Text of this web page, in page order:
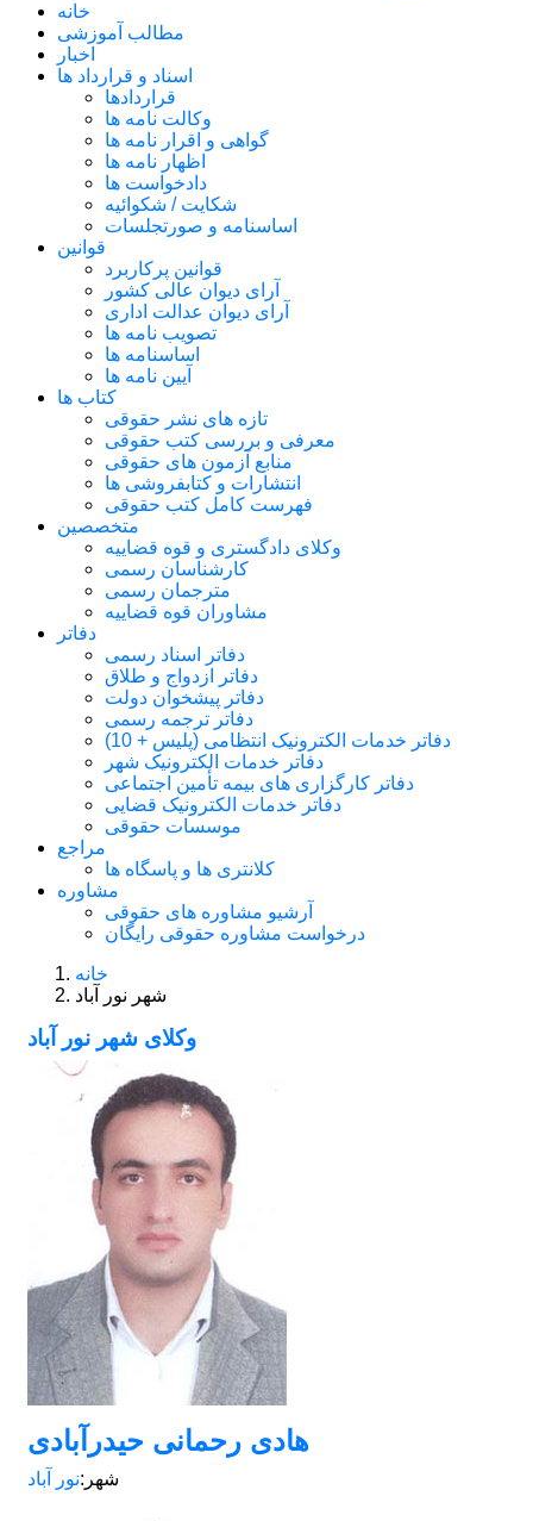
خانه
مطالب آموزشی
اخبار
اسناد و قرارداد ها
قراردادها
وکالت نامه ها
گواهی و اقرار نامه ها
اظهار نامه ها
دادخواست ها
شکایت / شکوائیه
اساسنامه و صورتجلسات
قوانین
قوانین پرکاربرد
آرای دیوان عالی کشور
آرای دیوان عدالت اداری
تصویب نامه ها
اساسنامه ها
آیین نامه ها
کتاب ها
تازه های نشر حقوقی
معرفی و بررسی کتب حقوقی
منابع آزمون های حقوقی
انتشارات و کتابفروشی ها
فهرست کامل کتب حقوقی
متخصصین
وکلای دادگستری و قوه قضاییه
کارشناسان رسمی
مترجمان رسمی
مشاوران قوه قضاییه
دفاتر
دفاتر اسناد رسمی
دفاتر ازدواج و طلاق
دفاتر پیشخوان دولت
دفاتر ترجمه رسمی
دفاتر خدمات الکترونیک انتظامی (پلیس + 10)
دفاتر خدمات الکترونیک شهر
دفاتر کارگزاری های بیمه تأمین اجتماعی
دفاتر خدمات الکترونیک قضایی
موسسات حقوقی
مراجع
کلانتری ها و پاسگاه ها
مشاوره
آرشیو مشاوره های حقوقی
درخواست مشاوره حقوقی رایگان
خانه
شهر نور آباد
وکلای شهر نور آباد
هادی رحمانی حیدرآبادی
شهر:نور آباد